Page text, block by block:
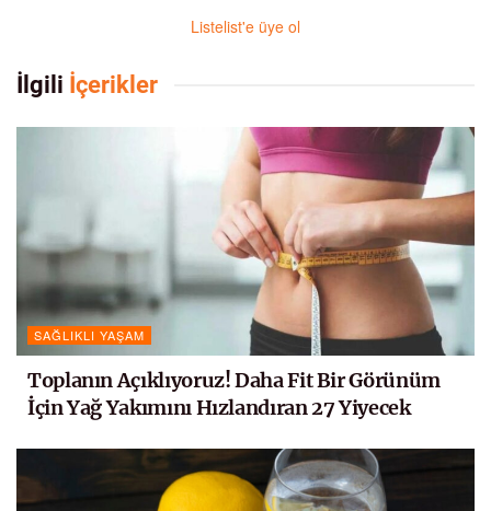
Listelist'e üye ol
İlgili İçerikler
SAĞLIKLI YAŞAM
Toplanın Açıklıyoruz! Daha Fit Bir Görünüm
İçin Yağ Yakımını Hızlandıran 27 Yiyecek